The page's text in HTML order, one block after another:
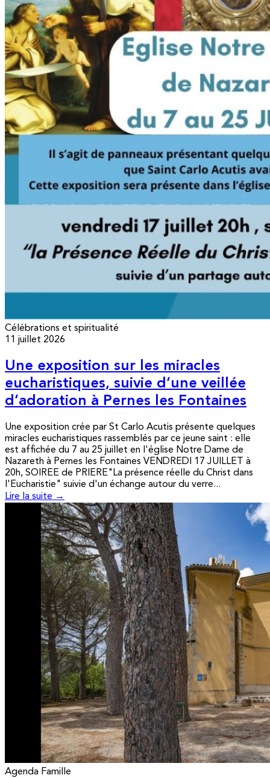
Célébrations et spiritualité
11 juillet 2026
Une exposition sur les miracles
eucharistiques, suivie d’une veillée
d’adoration à Pernes les Fontaines
Une exposition crée par St Carlo Acutis présente quelques
miracles eucharistiques rassemblés par ce jeune saint : elle
est affichée du 7 au 25 juillet en l'église Notre Dame de
Nazareth à Pernes les Fontaines VENDREDI 17 JUILLET à
20h, SOIREE de PRIERE"La présence réelle du Christ dans
l'Eucharistie" suivie d'un échange autour du verre...
Lire la suite →
Agenda Famille